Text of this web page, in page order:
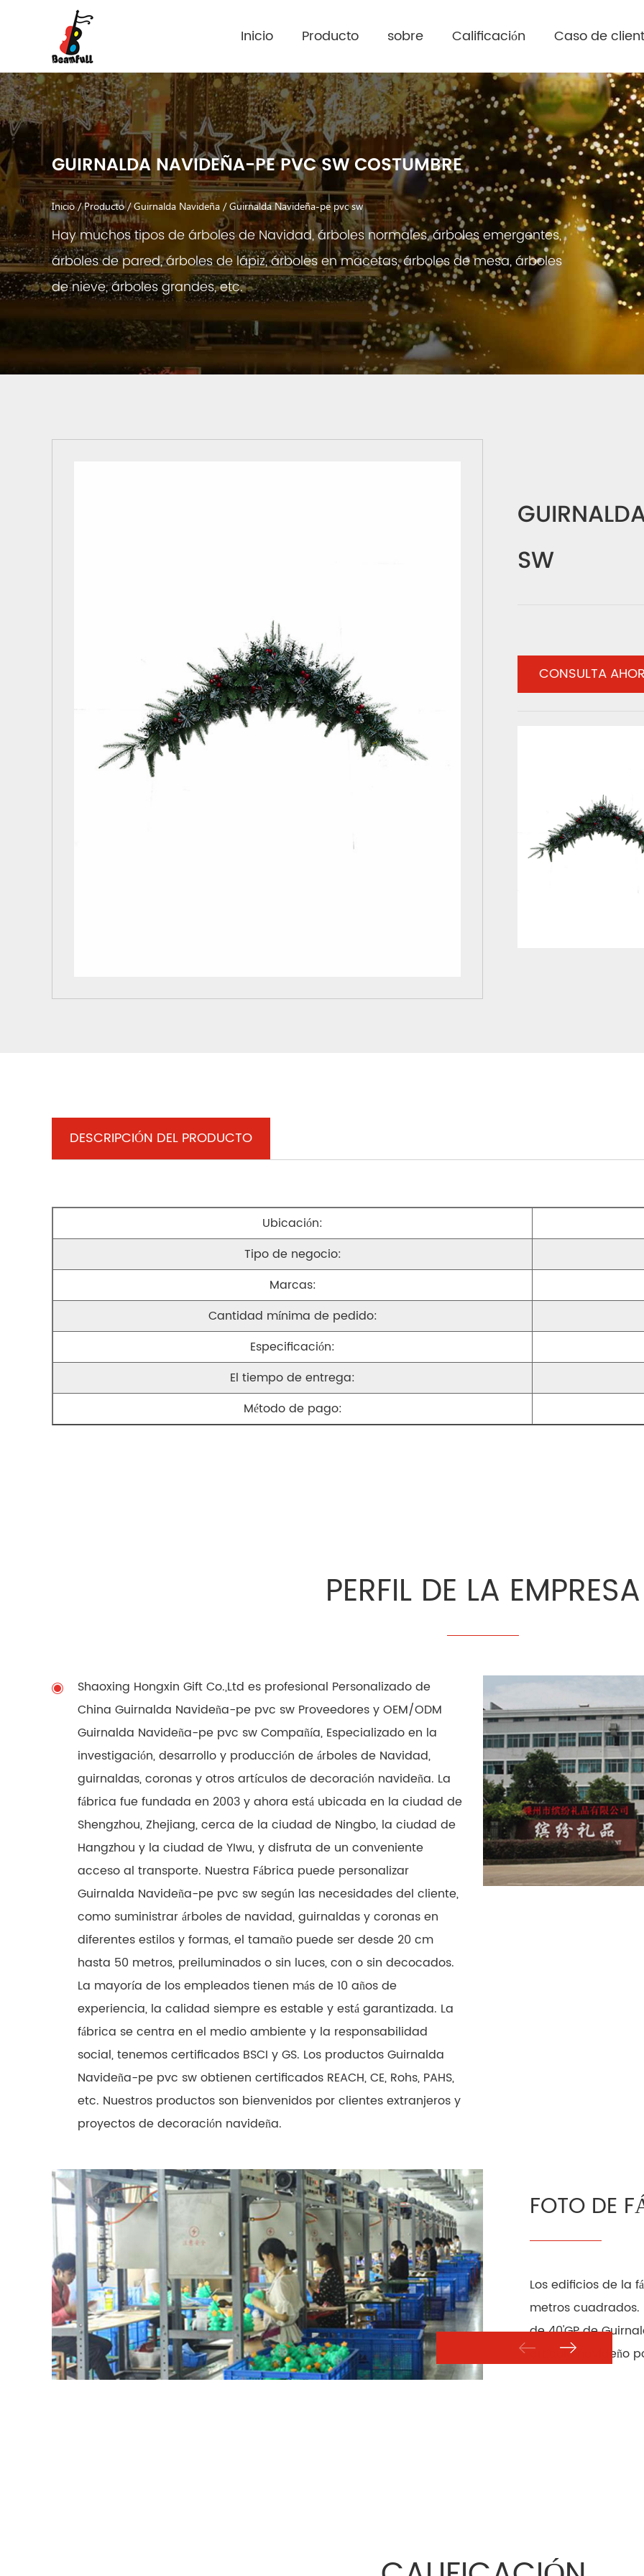
Inicio Producto sobre Calificación Caso de
GUIRNALDA NAVIDEÑA-PE PVC SW COSTUMBRE
Inicio/Producto/Guirnalda Navideña /Guirnalda Navideña-pe pvc sw
Hay muchos tipos de árboles de Navidad, árboles normales, árboles emergentes,
árboles de pared, árboles de lápiz, árboles en macetas, árboles de mesa, árboles
de nieve, árboles grandes, etc.
SW
CONSULTA
DESCRIPCIÓN DEL PRODUCTO
Ubicación:
Tipo de negocio:
Marcas:
Cantidad mínima de pedido:
Especificación:
El tiempo de entrega:
Método de pago:
PERFIL DE LA EMPRESA
Shaoxing Hongxin Gift Co.,Ltd es profesional Personalizado de
China Guirnalda Navideña-pe pvc sw ProveedoresyOEM/ODM
Guirnalda Navideña-pe pvc sw Compañía, Especializado en la
investigación, desarrollo y producción de árboles de Navidad,
guirnaldas, coronas y otros artículos de decoración navideña. La
fábrica fue fundada en 2003 y ahora está ubicada en la ciudad de
Shengzhou, Zhejiang, cerca de la ciudad de Ningbo, la ciudad de
Hangzhou y la ciudad de YIwu, y disfruta de un conveniente
acceso al transporte. Nuestra Fábrica puede personalizar
Guirnalda Navideña-pe pvc sw según las necesidades del cliente,
como suministrar árboles de navidad, guirnaldas y coronas en
diferentes estilos y formas, el tamaño puede ser desde 20 cm
hasta 50 metros, preiluminados o sin luces, con o sin decocados.
La mayoría de los empleados tienen más de 10 años de
experiencia, la calidad siempre es estable y está garantizada. La
fábrica se centra en el medio ambiente y la responsabilidad
social, tenemos certificados BSCI y GS. Los productos Guirnalda
Navideña-pe pvc sw obtienen certificados REACH, CE, Rohs, PAHS,
etc. Nuestros productos son bienvenidos por clientes extranjeros y
proyectos de decoración navideña.
FOTO DE
Los edificios de la
metros cuadrados.
de 40'GP de
artículo navideño